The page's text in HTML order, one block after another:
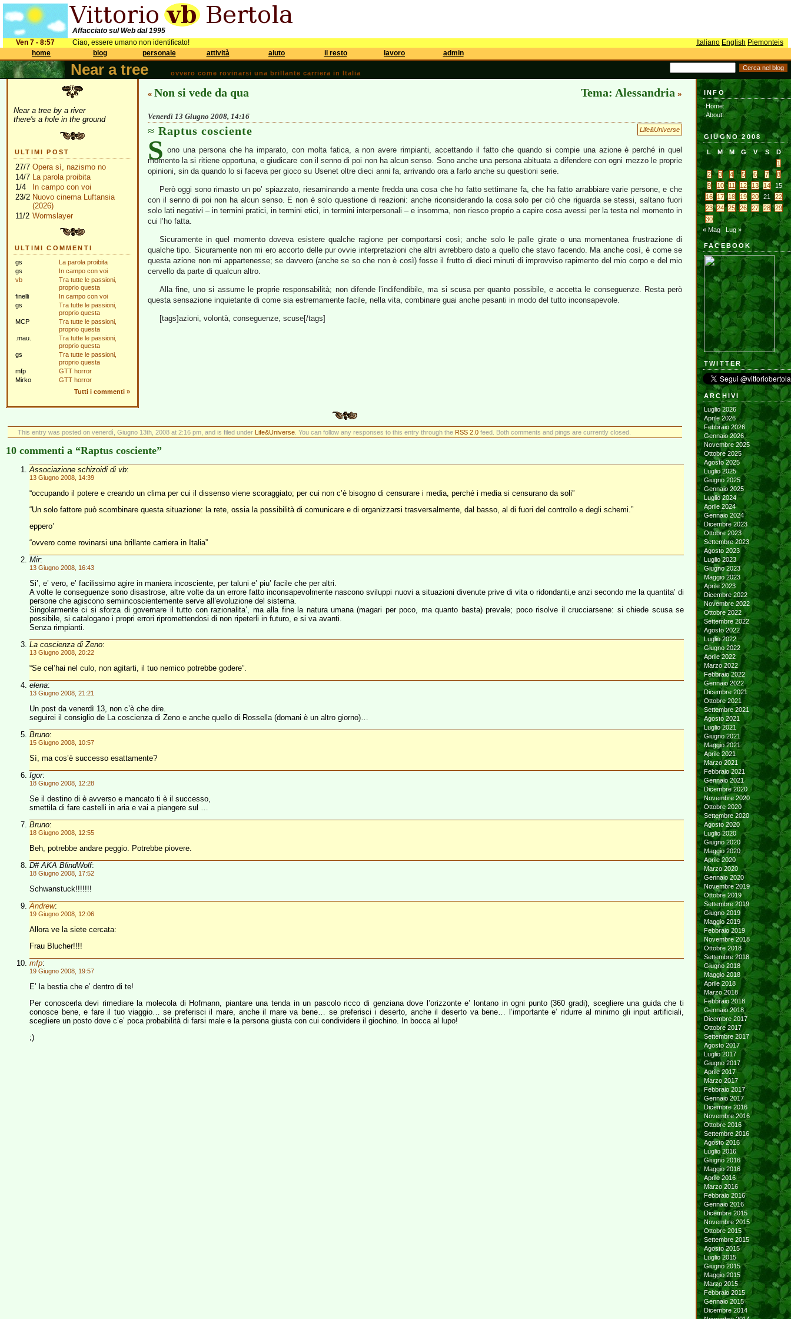
Affacciato sul Web dal 1995
Ven 7 - 8:57
Ciao, essere umano non identificato! Italiano English Piemonteis
home
blog personale attività aiuto il resto lavoro admin
Near a tree ovvero come rovinarsi una brillante carriera in Italia
Near a tree by a river
there's a hole in the ground
ULTIMI POST
27/7 Opera sì, nazismo no
14/7 La parola proibita
1/4
In campo con voi
23/2 Nuovo cinema Luftansia
(2026)
11/2 Wormslayer
ULTIMI COMMENTI
gs
La parola proibita
gs
In campo con voi
vb
Tra tutte le passioni,
proprio questa
finelli
In campo con voi
gs
Tra tutte le passioni,
proprio questa
MCP
Tra tutte le passioni,
proprio questa
.mau.
Tra tutte le passioni,
proprio questa
gs
Tra tutte le passioni,
proprio questa
mfp
GTT horror
Mirko
GTT horror
Tutti i commenti »
« Non si vede da qua Tema: Alessandria »
Venerdì 13 Giugno 2008, 14:16
Life&Universe
Raptus cosciente
S ono una persona che ha imparato, con molta fatica, a non avere rimpianti, accettando il fatto che quando si compie una azione è perché in quel
momento la si ritiene opportuna, e giudicare con il senno di poi non ha alcun senso. Sono anche una persona abituata a difendere con ogni mezzo le proprie
opinioni, sin da quando lo si faceva per gioco su Usenet oltre dieci anni fa, arrivando ora a farlo anche su questioni serie.
Però oggi sono rimasto un po’ spiazzato, riesaminando a mente fredda una cosa che ho fatto settimane fa, che ha fatto arrabbiare varie persone, e che
con il senno di poi non ha alcun senso. E non è solo questione di reazioni: anche riconsiderando la cosa solo per ciò che riguarda se stessi, saltano fuori
solo lati negativi – in termini pratici, in termini etici, in termini interpersonali – e insomma, non riesco proprio a capire cosa avessi per la testa nel momento in
cui l’ho fatta.
Sicuramente in quel momento doveva esistere qualche ragione per comportarsi così; anche solo le palle girate o una momentanea frustrazione di
qualche tipo. Sicuramente non mi ero accorto delle pur ovvie interpretazioni che altri avrebbero dato a quello che stavo facendo. Ma anche così, è come se
questa azione non mi appartenesse; se davvero (anche se so che non è così) fosse il frutto di dieci minuti di improvviso rapimento del mio corpo e del mio
cervello da parte di qualcun altro.
Alla fine, uno si assume le proprie responsabilità; non difende l’indifendibile, ma si scusa per quanto possibile, e accetta le conseguenze. Resta però
questa sensazione inquietante di come sia estremamente facile, nella vita, combinare guai anche pesanti in modo del tutto inconsapevole.
[tags]azioni, volontà, conseguenze, scuse[/tags]
This entry was posted on venerdì, Giugno 13th, 2008 at 2:16 pm, and is filed under Life&Universe. You can follow any responses to this entry through the RSS 2.0feed. Both comments and pings are currently closed.
10 commenti a “Raptus cosciente”
Associazione schizoidi di vb:
13 Giugno 2008, 14:39
“occupando il potere e creando un clima per cui il dissenso viene scoraggiato; per cui non c’è bisogno di censurare i media, perché i media si censurano da soli”
“Un solo fattore può scombinare questa situazione: la rete, ossia la possibilità di comunicare e di organizzarsi trasversalmente, dal basso, al di fuori del controllo e degli schemi.”
eppero’
“ovvero come rovinarsi una brillante carriera in Italia”
Mir:
13 Giugno 2008, 16:43
Si’, e’ vero, e’ facilissimo agire in maniera incosciente, per taluni e’ piu’ facile che per altri.
A volte le conseguenze sono disastrose, altre volte da un errore fatto inconsapevolmente nascono sviluppi nuovi a situazioni divenute prive di vita o ridondanti,e anzi secondo me la quantita’ di
persone che agiscono semiincoscientemente serve all’evoluzione del sistema.
Singolarmente ci si sforza di governare il tutto con razionalita’, ma alla fine la natura umana (magari per poco, ma quanto basta) prevale; poco risolve il crucciarsene: si chiede scusa se
possibile, si catalogano i propri errori ripromettendosi di non ripeterli in futuro, e si va avanti.
Senza rimpianti.
La coscienza di Zeno:
13 Giugno 2008, 20:22
“Se cel’hai nel culo, non agitarti, il tuo nemico potrebbe godere”.
elena:
13 Giugno 2008, 21:21
Un post da venerdì 13, non c’è che dire.
seguirei il consiglio de La coscienza di Zeno e anche quello di Rossella (domani è un altro giorno)…
Bruno:
15 Giugno 2008, 10:57
Sì, ma cos’è successo esattamente?
Igor:
18 Giugno 2008, 12:28
Se il destino di è avverso e mancato ti è il successo,
smettila di fare castelli in aria e vai a piangere sul …
Bruno:
18 Giugno 2008, 12:55
Beh, potrebbe andare peggio. Potrebbe piovere.
D# AKA BlindWolf:
18 Giugno 2008, 17:52
Schwanstuck!!!!!!!
Andrew:
19 Giugno 2008, 12:06
Allora ve la siete cercata:
Frau Blucher!!!!
mfp:
19 Giugno 2008, 19:57
E’ la bestia che e’ dentro di te!
Per conoscerla devi rimediare la molecola di Hofmann, piantare una tenda in un pascolo ricco di genziana dove l’orizzonte e’ lontano in ogni punto (360 gradi), scegliere una guida che ti
conosce bene, e fare il tuo viaggio… se preferisci il mare, anche il mare va bene… se preferisci i deserto, anche il deserto va bene… l’importante e’ ridurre al minimo gli input artificiali,
scegliere un posto dove c’e’ poca probabilità di farsi male e la persona giusta con cui condividere il giochino. In bocca al lupo!
;)
INFO
:Home:
:About:
GIUGNO 2008
L M M G V S
D
1
2
3 4 5 6 7
8
9
10 11 12 13 14
15
16
17 18 19 20 21
22
23
24 25 26 27 28
29
30
« Mag
Lug »
FACEBOOK
TWITTER
ARCHIVI
Luglio 2026
Aprile 2026
Febbraio 2026
Gennaio 2026
Novembre 2025
Ottobre 2025
Agosto 2025
Luglio 2025
Giugno 2025
Gennaio 2025
Luglio 2024
Aprile 2024
Gennaio 2024
Dicembre 2023
Ottobre 2023
Settembre 2023
Agosto 2023
Luglio 2023
Giugno 2023
Maggio 2023
Aprile 2023
Dicembre 2022
Novembre 2022
Ottobre 2022
Settembre 2022
Agosto 2022
Luglio 2022
Giugno 2022
Aprile 2022
Marzo 2022
Febbraio 2022
Gennaio 2022
Dicembre 2021
Ottobre 2021
Settembre 2021
Agosto 2021
Luglio 2021
Giugno 2021
Maggio 2021
Aprile 2021
Marzo 2021
Febbraio 2021
Gennaio 2021
Dicembre 2020
Novembre 2020
Ottobre 2020
Settembre 2020
Agosto 2020
Luglio 2020
Giugno 2020
Maggio 2020
Aprile 2020
Marzo 2020
Gennaio 2020
Novembre 2019
Ottobre 2019
Settembre 2019
Giugno 2019
Maggio 2019
Febbraio 2019
Novembre 2018
Ottobre 2018
Settembre 2018
Giugno 2018
Maggio 2018
Aprile 2018
Marzo 2018
Febbraio 2018
Gennaio 2018
Dicembre 2017
Ottobre 2017
Settembre 2017
Agosto 2017
Luglio 2017
Giugno 2017
Aprile 2017
Marzo 2017
Febbraio 2017
Gennaio 2017
Dicembre 2016
Novembre 2016
Ottobre 2016
Settembre 2016
Agosto 2016
Luglio 2016
Giugno 2016
Maggio 2016
Aprile 2016
Marzo 2016
Febbraio 2016
Gennaio 2016
Dicembre 2015
Novembre 2015
Ottobre 2015
Settembre 2015
Agosto 2015
Luglio 2015
Giugno 2015
Maggio 2015
Marzo 2015
Febbraio 2015
Gennaio 2015
Dicembre 2014